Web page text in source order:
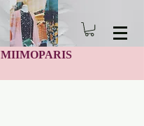
MIIMOPARIS